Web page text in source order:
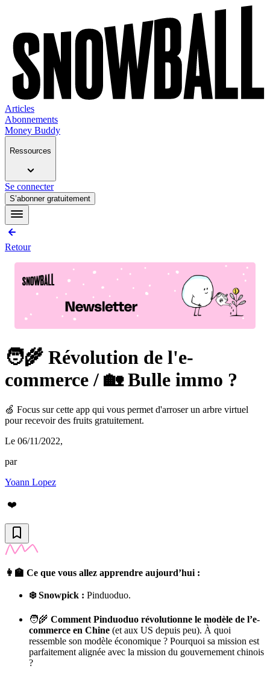
Articles
Abonnements
Money Buddy
Ressources
Se connecter
S’abonner gratuitement
Retour
🧑‍🌾 Révolution de l'e-
commerce / 🏡 Bulle immo ?
🍏 Focus sur cette app qui vous permet d'arroser un arbre virtuel
pour recevoir des fruits gratuitement.
Le 06/11/2022,
par
Yoann Lopez
❤️
👩‍🏫 Ce que vous allez apprendre aujourd’hui :
❄️ Snowpick : Pinduoduo.
🧑‍🌾 Comment Pinduoduo révolutionne le modèle de l’e-
commerce en Chine (et aux US depuis peu). À quoi
ressemble son modèle économique ? Pourquoi sa mission est
parfaitement alignée avec la mission du gouvernement chinois
?